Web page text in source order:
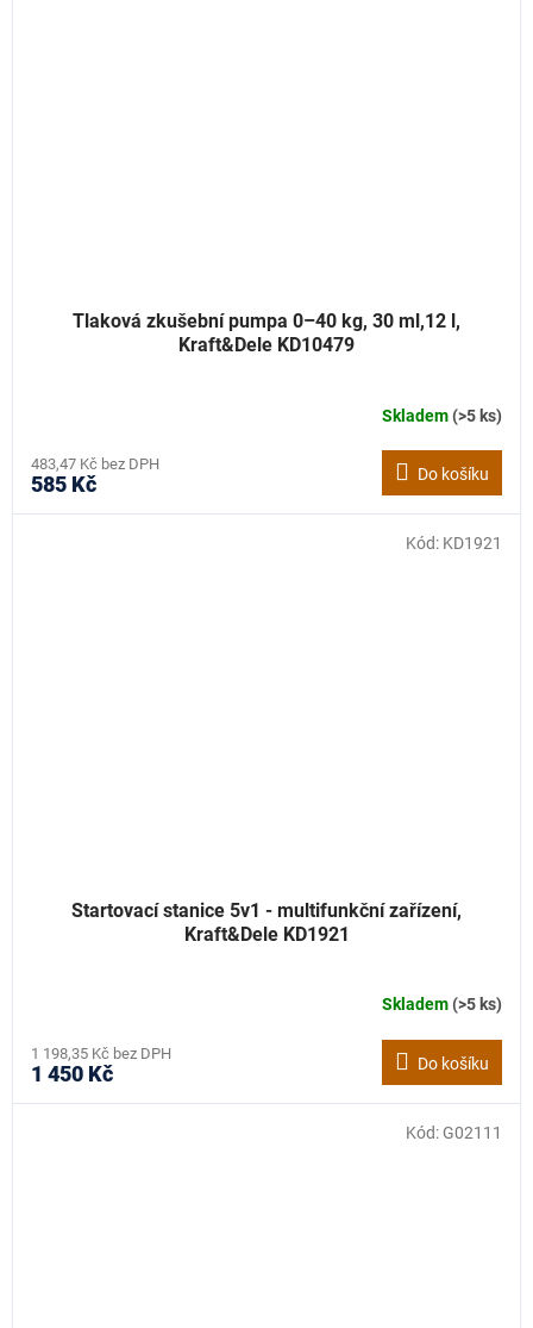
Tlaková zkušební pumpa 0–40 kg, 30 ml,12 l,
Kraft&Dele KD10479
Skladem(>5 ks)
483,47 Kč bez DPH
585 Kč Do košíku
Startovací stanice 5v1 - multifunkční zařízení,
Kraft&Dele KD1921
Skladem(>5 ks)
1 198,35 Kč bez DPH
1 450 Kč Do košíku
Kód: KD1921
Kód: G02111